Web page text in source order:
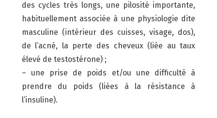
des cycles très longs, une pilosité importante,
habituellement associée à une physiologie dite
masculine (intérieur des cuisses, visage, dos),
de l’acné, la perte des cheveux (liée au taux
élevé de testostérone) ;
– une prise de poids et/ou une difficulté à
prendre du poids (liées à la résistance à
l’insuline).